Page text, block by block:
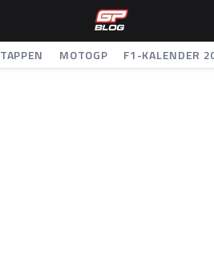
MOTOGP F1-KALENDER